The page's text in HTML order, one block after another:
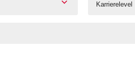
Karrierelevel